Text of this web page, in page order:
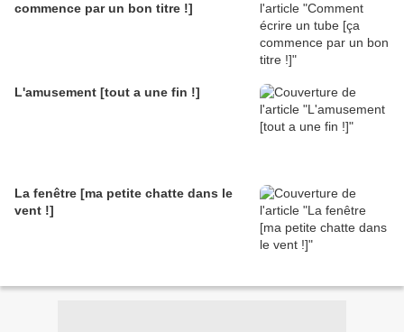
commence par un bon titre !]
L'amusement [tout a une fin !]
La fenêtre [ma petite chatte dans le
vent !]